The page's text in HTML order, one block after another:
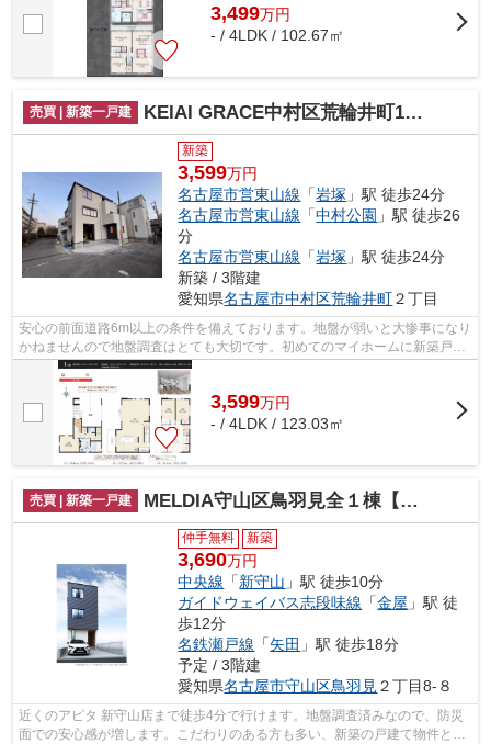
3,499万円
- / 4LDK / 102.67㎡
売買 | 新築一戸建 KEIAI GRACE中村区荒輪井町1期【仲介手数料無料 稲西小 豊正中】
新築
3,599万円
名古屋市営東山線 「岩塚 」駅 徒歩24分
名古屋市営東山線 「中村公園 」駅 徒歩26
分
名古屋市営東山線 「岩塚 」駅 徒歩24分
新築 / 3階建
愛知県名古屋市中村区荒輪井町２丁目
安心の前面道路6m以上の条件を備えております。地盤が弱いと大惨事になり
かねませんので地盤調査はとても大切です。初めてのマイホームに新築戸建
てはいかがでしょうか。こちらは省エ...
3,599万円
- / 4LDK / 123.03㎡
売買 | 新築一戸建 MELDIA守山区鳥羽見全１棟【仲介手数料無料 鳥羽見小】
仲手無料 新築
3,690万円
中央線 「新守山 」駅 徒歩10分
ガイドウェイバス志段味線 「金屋 」駅 徒
歩12分
名鉄瀬戸線 「矢田 」駅 徒歩18分
予定 / 3階建
愛知県名古屋市守山区鳥羽見２丁目8-８
近くのアピタ 新守山店まで徒歩4分で行けます。地盤調査済みなので、防災
面での安心感が増します。こだわりのある方も多い、新築の戸建て物件とな